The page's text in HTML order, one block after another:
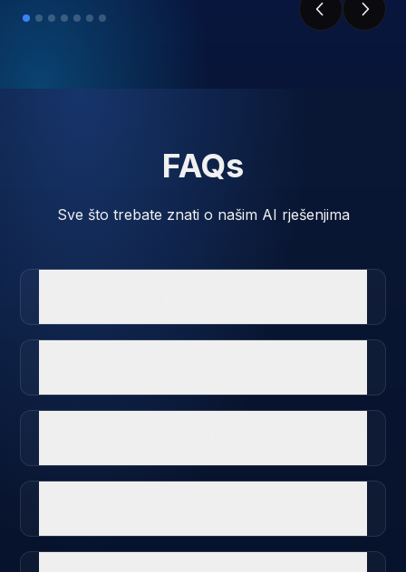
FAQs
Sve što trebate znati o našim AI rješenjima